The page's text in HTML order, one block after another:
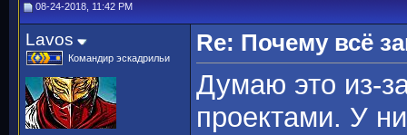
08-24-2018, 11:42 PM
Lavos
Командир эскадрильи
Re: Почему всё
Думаю это из-
проектами. У